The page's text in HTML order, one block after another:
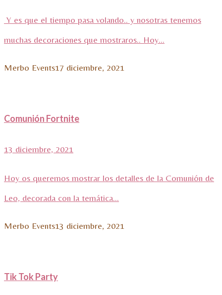
Y es que el tiempo pasa volando.. y nosotras tenemos
muchas decoraciones que mostraros.. Hoy...
Merbo Events17 diciembre, 2021
Comunión Fortnite
13 diciembre, 2021
Hoy os queremos mostrar los detalles de la Comunión de
Leo, decorada con la temática...
Merbo Events13 diciembre, 2021
Tik Tok Party